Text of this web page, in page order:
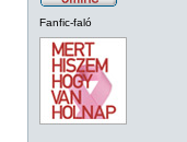
Fanfic-faló